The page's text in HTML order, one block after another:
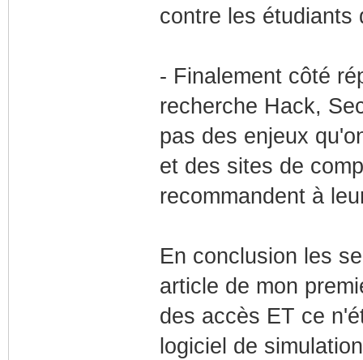
contre les étudiants
- Finalement côté
recherche Hack,
pas des enjeux
et des sites de
recommandent à
En conclusion les
article de mon
des accès ET ce
logiciel de